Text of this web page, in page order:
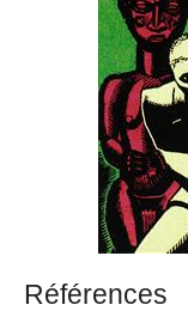
Références